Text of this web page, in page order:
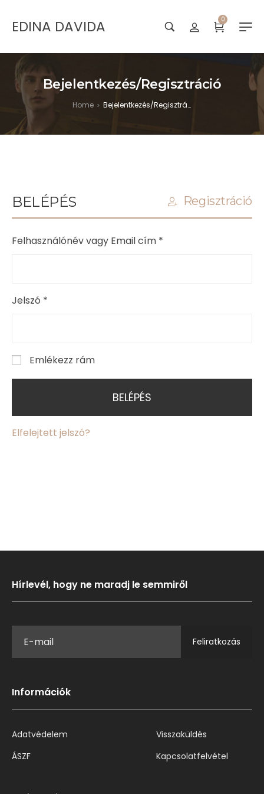
EDINA DAVIDA 0
Bejelentkezés/Regisztráció
Home > Bejelentkezés/Regisztráció
BELÉPÉS
Felhasználónév vagy Email cím *
Jelszó *
Emlékezz rám
BELÉPÉS
Elfelejtett jelszó?
Regisztráció
Hírlevél, hogy ne maradj le semmiről
Feliratkozás
Információk
Adatvédelem
ÁSZF
Visszaküldés
Kapcsolatfelvétel